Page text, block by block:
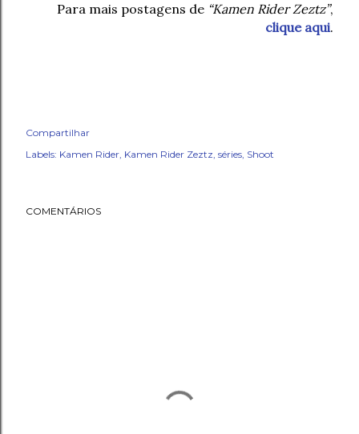
Para mais postagens de “Kamen Rider Zeztz”,
clique aqui.
Compartilhar
Labels: Kamen Rider Kamen Rider Zeztz séries Shoot
COMENTÁRIOS